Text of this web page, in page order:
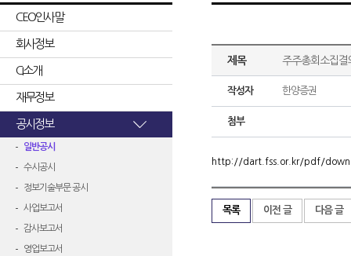
CEO인사말
회사정보
CI소개
재무정보
공시정보
일반공시
수시공시
정보기술부문 공시
사업보고서
감사보고서
영업보고서
제목 주주총회소집결
작성자 한양증권
첨부
http://dart.fss.or.kr/pdf/
목록 이전 글 다음 글